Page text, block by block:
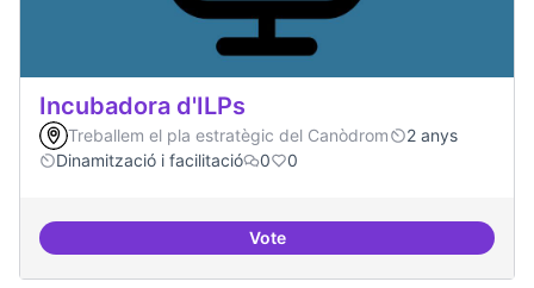
Incubadora d'ILPs
Treballem el pla estratègic del Canòdrom
2 anys
Dinamització i facilitació
0 0
VoteIncubadora d'ILPs